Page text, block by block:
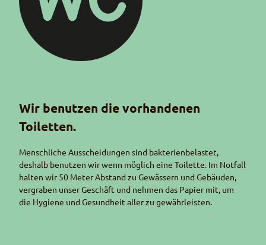
Wir benutzen die vorhandenen
Toiletten.
Menschliche Ausscheidungen sind bakterienbelastet,
deshalb benutzen wir wenn möglich eine Toilette. Im Notfall
halten wir 50 Meter Abstand zu Gewässern und Gebäuden,
vergraben unser Geschäft und nehmen das Papier mit, um
die Hygiene und Gesundheit aller zu gewährleisten.